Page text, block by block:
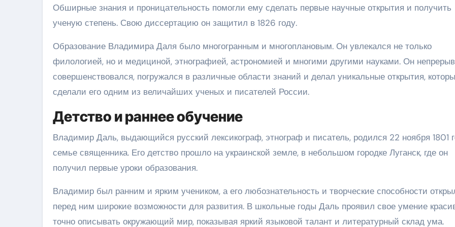
Обширные знания и проницательность помогли ему сделать первые научные открытия и получить
ученую степень. Свою диссертацию он защитил в 1826 году.
Образование Владимира Даля было многогранным и многоплановым. Он увлекался не только
филологией, но и медициной, этнографией, астрономией и многими другими науками. Он
совершенствовался, погружался в различные области знаний и делал уникальные открытия,
сделали его одним из величайших ученых и писателей России.
Детство и раннее обучение
Владимир Даль, выдающийся русский лексикограф, этнограф и писатель, родился 22 ноября 1801
семье священника. Его детство прошло на украинской земле, в небольшом городке Луганск, где он
получил первые уроки образования.
Владимир был ранним и ярким учеником, а его любознательность и творческие способности
перед ним широкие возможности для развития. В школьные годы Даль проявил свое умение
точно описывать окружающий мир, показывая яркий языковой талант и литературный склад ума.